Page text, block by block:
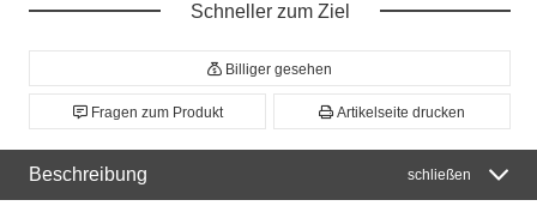
Schneller zum Ziel
Billiger gesehen
Fragen zum Produkt Artikelseite drucken
Beschreibung schließen